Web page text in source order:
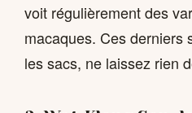
voit régulièrement des
macaques. Ces derniers
les sacs, ne laissez rien